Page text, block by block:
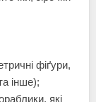
фіґури,
інше);
які